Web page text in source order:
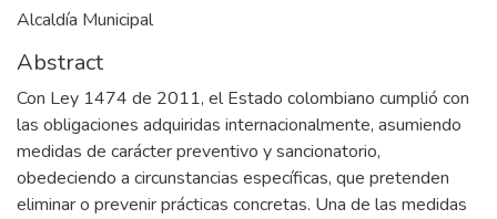
Alcaldía Municipal
Abstract
Con Ley 1474 de 2011, el Estado colombiano cumplió con
las obligaciones adquiridas internacionalmente, asumiendo
medidas de carácter preventivo y sancionatorio,
obedeciendo a circunstancias específicas, que pretenden
eliminar o prevenir prácticas concretas. Una de las medidas